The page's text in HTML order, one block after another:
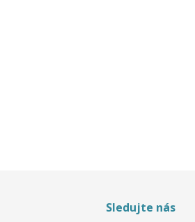
Sledujte nás